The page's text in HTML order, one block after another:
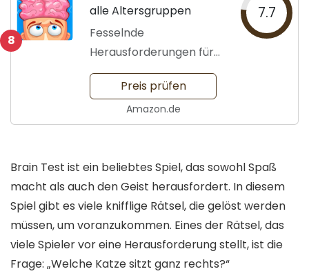
8
alle Altersgruppen
Fesselnde
Herausforderungen für
den Geist
7.7
Preis prüfen
Amazon.de
Brain Test ist ein beliebtes Spiel, das sowohl Spaß
macht als auch den Geist herausfordert. In diesem
Spiel gibt es viele knifflige Rätsel, die gelöst werden
müssen, um voranzukommen. Eines der Rätsel, das
viele Spieler vor eine Herausforderung stellt, ist die
Frage: „Welche Katze sitzt ganz rechts?“